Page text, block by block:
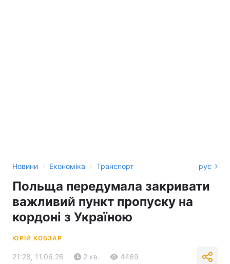
Новини › Економіка › Транспорт рус
Польща передумала закривати
важливий пункт пропуску на
кордоні з Україною
ЮРІЙ КОБЗАР
21:28, 11.06.26 2 хв. 4469